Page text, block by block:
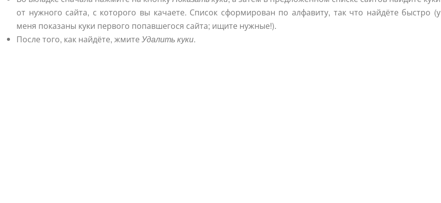
от нужного сайта, с которого вы качаете. Список сформирован по алфавиту, так что найдёте быстро (у
меня показаны куки первого попавшегося сайта; ищите нужные!).
После того, как найдёте, жмите Удалить куки.